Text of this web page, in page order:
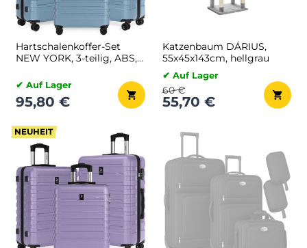
Hartschalenkoffer-Set
NEW YORK, 3-teilig, ABS,
✔ Auf Lager
95,80 €
Katzenbaum DÁRIUS,
55x45x143cm, hellgrau
✔ Auf Lager
55,70 €
60 €
NEUHEIT